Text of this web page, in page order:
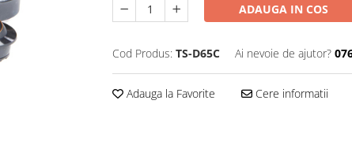
ADAUGA IN COS
Cod Produs: TS-D65C Ai nevoie de ajutor?
Adauga la Favorite Cere informatii